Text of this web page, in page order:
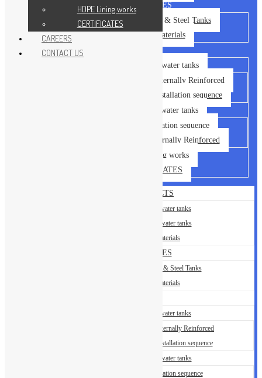
OUR SERVICES
Installation of GRP & Steel Tanks
Building Materials
Steel Sectional water tanks
Steel Tank – Externally Reinforced
Steel Tank – Installation sequence
GRP Sectional water tanks
GRP Installation sequence
GRP Tank Internally Reinforced
HDPE Lining works
CERTIFICATES
OUR PRODUCTS
Steel Sectional water tanks
GRP Sectional water tanks
Building Materials
OUR SERVICES
Installation of GRP & Steel Tanks
Building Materials
Steel Sectional water tanks
Steel Tank – Externally Reinforced
Steel Tank – Installation sequence
GRP Sectional water tanks
GRP Installation sequence
HDPE Lining works
CERTIFICATES
CAREERS
CONTACT US